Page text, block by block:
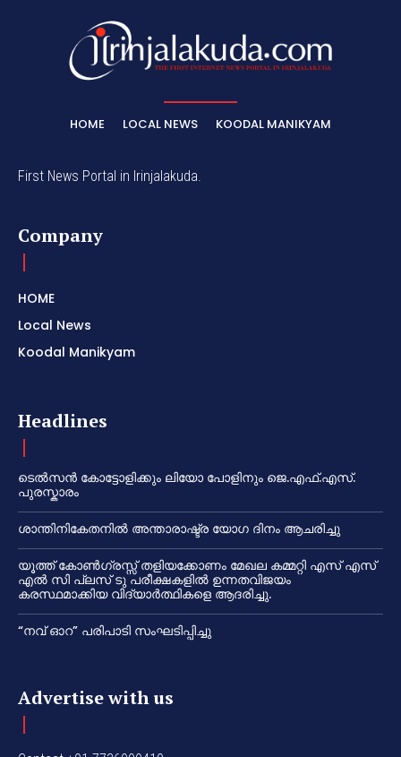
HOME LOCAL NEWS KOODAL MANIKYAM
First News Portal in Irinjalakuda.
Company
HOME
Local News
Koodal Manikyam
Headlines
ടെൽസൻ കോട്ടോളിക്കും ലിയോ പോളിനും ജെ.എഫ്.എസ്.
പുരസ്കാരം
ശാന്തിനികേതനിൽ അന്താരാഷ്ട്ര യോഗ ദിനം ആചരിച്ചു
യൂത്ത് കോൺഗ്രസ്സ് തളിയക്കോണം മേഖല കമ്മറ്റി എസ് എസ്
എൽ സി പ്ലസ് ടു പരീക്ഷകളിൽ ഉന്നതവിജയം
കരസ്ഥമാക്കിയ വിദ്യാർത്ഥികളെ ആദരിച്ചു.
“നവ് ഓറ” പരിപാടി സംഘടിപ്പിച്ചു
Advertise with us